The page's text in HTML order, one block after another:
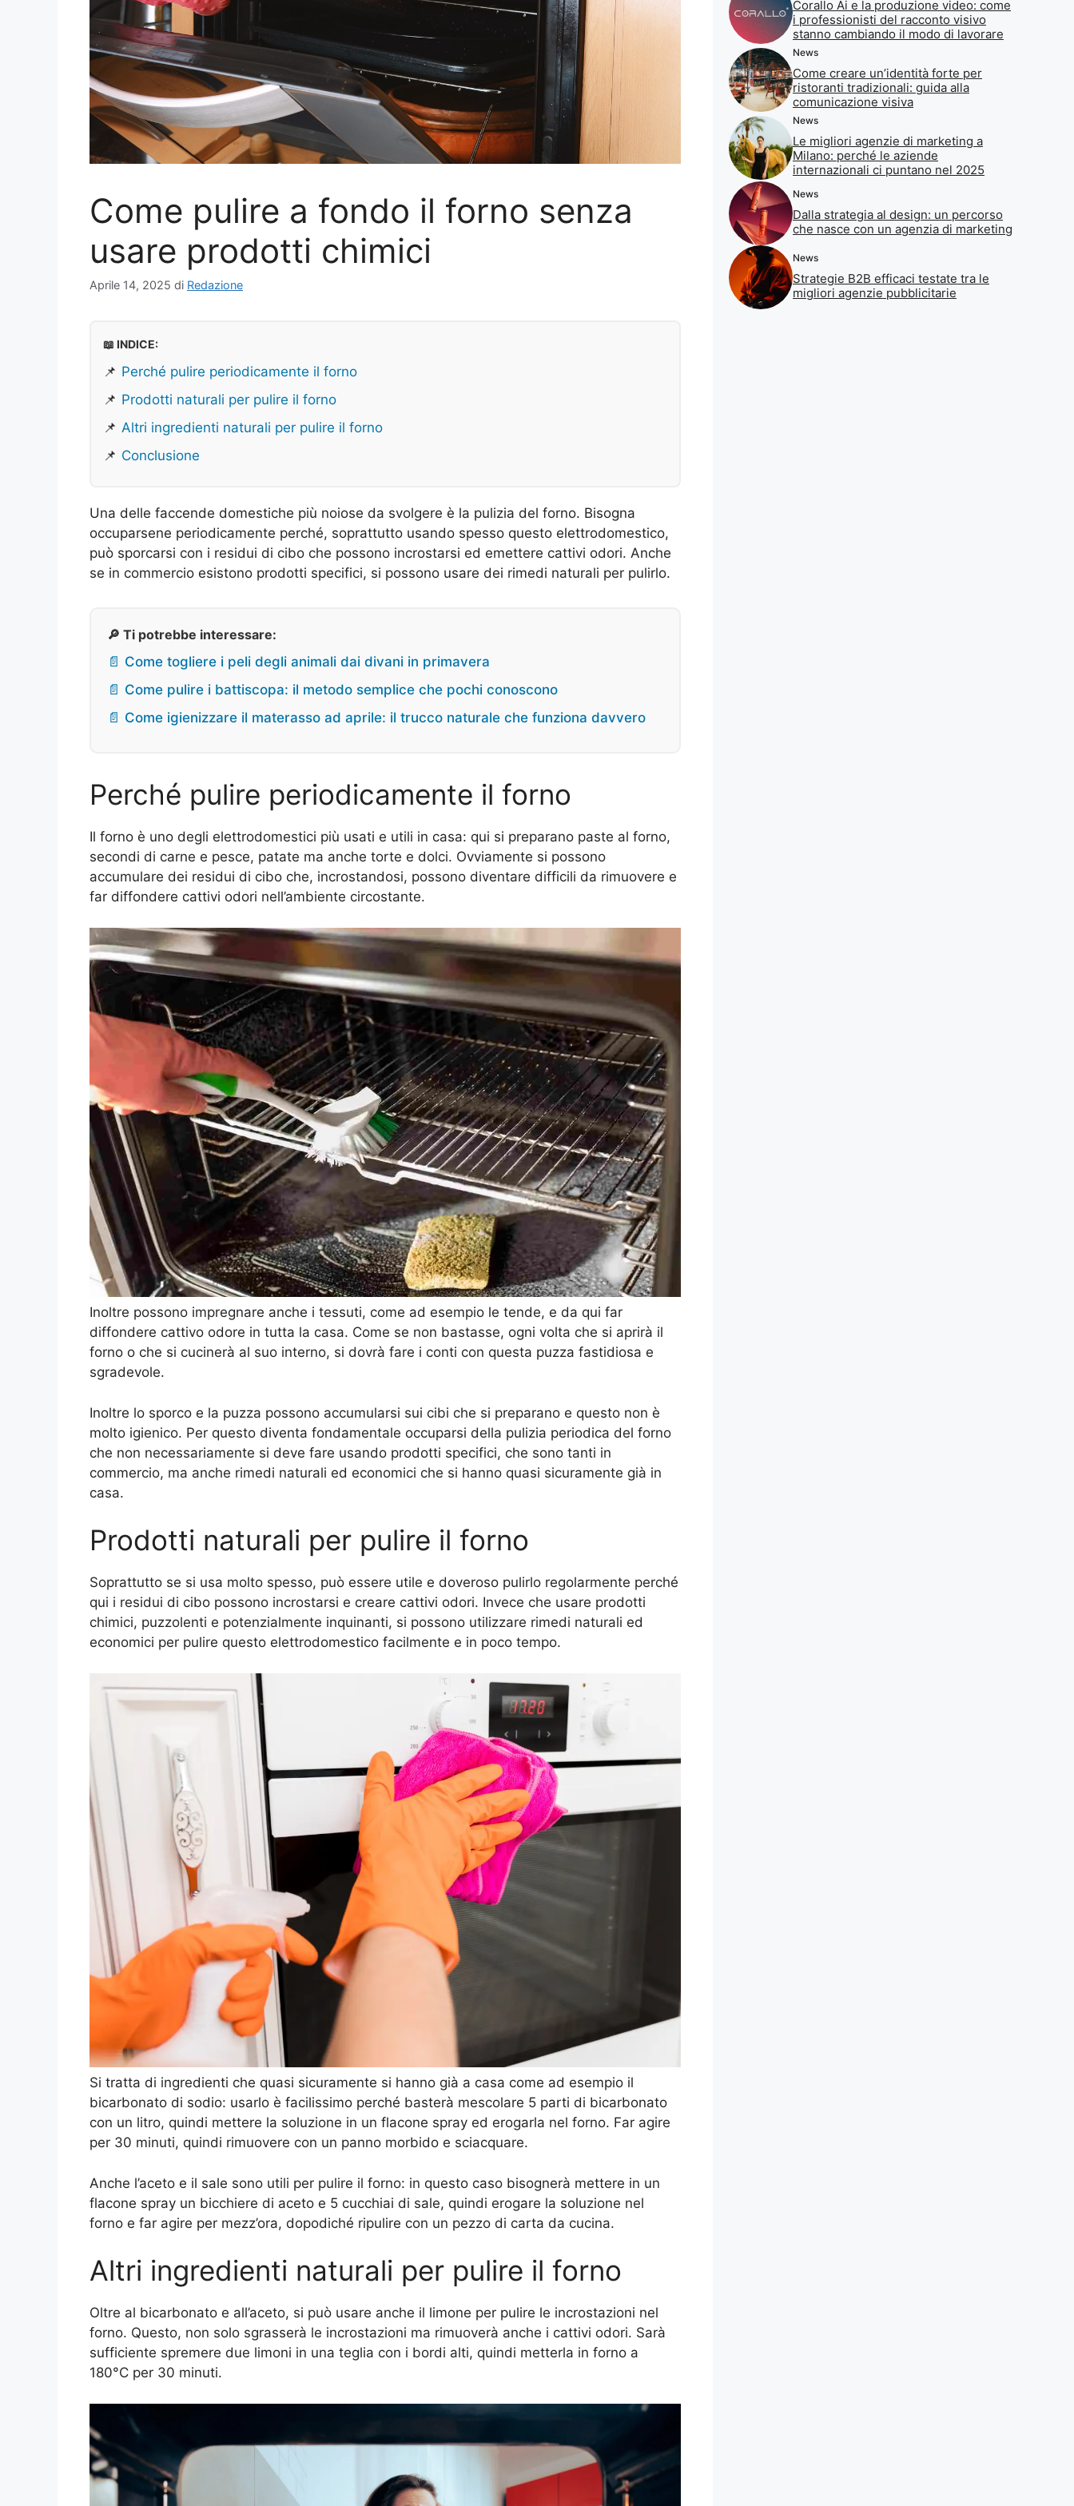
Come pulire a fondo il forno senza
usare prodotti chimici
Aprile 14, 2025 di Redazione
📖 INDICE:
📌 Perché pulire periodicamente il forno
📌 Prodotti naturali per pulire il forno
📌 Altri ingredienti naturali per pulire il forno
📌 Conclusione
Una delle faccende domestiche più noiose da svolgere è la pulizia del forno. Bisogna
occuparsene periodicamente perché, soprattutto usando spesso questo elettrodomestico,
può sporcarsi con i residui di cibo che possono incrostarsi ed emettere cattivi odori. Anche
se in commercio esistono prodotti specifici, si possono usare dei rimedi naturali per pulirlo.
🔎 Ti potrebbe interessare:
📄 Come togliere i peli degli animali dai divani in primavera
📄 Come pulire i battiscopa: il metodo semplice che pochi conoscono
📄 Come igienizzare il materasso ad aprile: il trucco naturale che funziona davvero
Perché pulire periodicamente il forno
Il forno è uno degli elettrodomestici più usati e utili in casa: qui si preparano paste al forno,
secondi di carne e pesce, patate ma anche torte e dolci. Ovviamente si possono
accumulare dei residui di cibo che, incrostandosi, possono diventare difficili da rimuovere e
far diffondere cattivi odori nell’ambiente circostante.
Inoltre possono impregnare anche i tessuti, come ad esempio le tende, e da qui far
diffondere cattivo odore in tutta la casa. Come se non bastasse, ogni volta che si aprirà il
forno o che si cucinerà al suo interno, si dovrà fare i conti con questa puzza fastidiosa e
sgradevole.
Inoltre lo sporco e la puzza possono accumularsi sui cibi che si preparano e questo non è
molto igienico. Per questo diventa fondamentale occuparsi della pulizia periodica del forno
che non necessariamente si deve fare usando prodotti specifici, che sono tanti in
commercio, ma anche rimedi naturali ed economici che si hanno quasi sicuramente già in
casa.
Prodotti naturali per pulire il forno
Soprattutto se si usa molto spesso, può essere utile e doveroso pulirlo regolarmente perché
qui i residui di cibo possono incrostarsi e creare cattivi odori. Invece che usare prodotti
chimici, puzzolenti e potenzialmente inquinanti, si possono utilizzare rimedi naturali ed
economici per pulire questo elettrodomestico facilmente e in poco tempo.
Si tratta di ingredienti che quasi sicuramente si hanno già a casa come ad esempio il
bicarbonato di sodio: usarlo è facilissimo perché basterà mescolare 5 parti di bicarbonato
con un litro, quindi mettere la soluzione in un flacone spray ed erogarla nel forno. Far agire
per 30 minuti, quindi rimuovere con un panno morbido e sciacquare.
Anche l’aceto e il sale sono utili per pulire il forno: in questo caso bisognerà mettere in un
flacone spray un bicchiere di aceto e 5 cucchiai di sale, quindi erogare la soluzione nel
forno e far agire per mezz’ora, dopodiché ripulire con un pezzo di carta da cucina.
Altri ingredienti naturali per pulire il forno
Oltre al bicarbonato e all’aceto, si può usare anche il limone per pulire le incrostazioni nel
forno. Questo, non solo sgrasserà le incrostazioni ma rimuoverà anche i cattivi odori. Sarà
sufficiente spremere due limoni in una teglia con i bordi alti, quindi metterla in forno a
180°C per 30 minuti.
Corallo Ai e la produzione video: come
i professionisti del racconto visivo
stanno cambiando il modo di lavorare
News
Come creare un’identità forte per
ristoranti tradizionali: guida alla
comunicazione visiva
News
Le migliori agenzie di marketing a
Milano: perché le aziende
internazionali ci puntano nel 2025
News
Dalla strategia al design: un percorso
che nasce con un agenzia di marketing
News
Strategie B2B efficaci testate tra le
migliori agenzie pubblicitarie